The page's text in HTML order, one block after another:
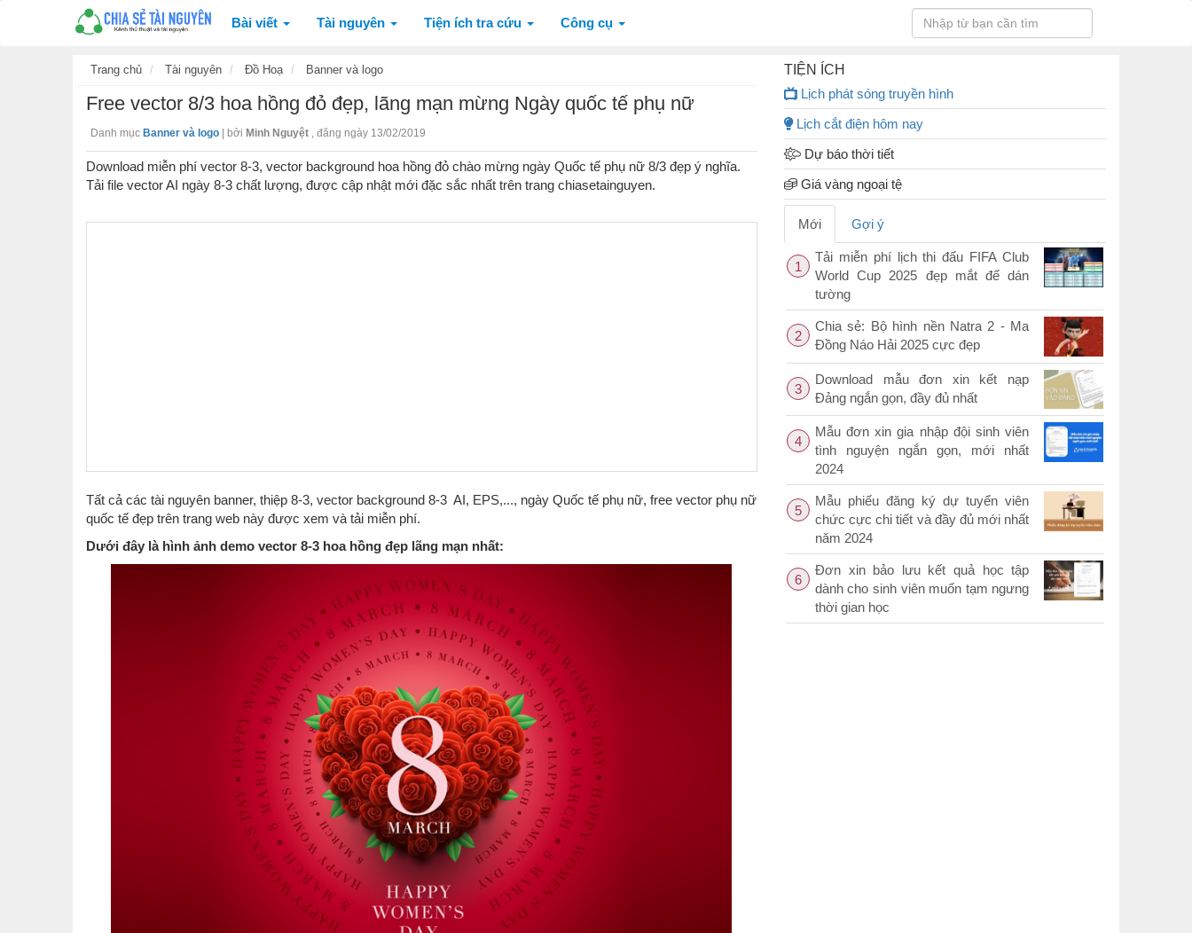
Bài viết Tài nguyên Tiện ích tra cứu Công cụ
Trang chủ Tài nguyên Đồ Hoạ Banner và logo
Free vector 8/3 hoa hồng đỏ đẹp, lãng mạn mừng Ngày quốc tế phụ nữ
Danh mục Banner và logo bởi Minh Nguyệt , đăng ngày 13/02/2019
Download miễn phí vector 8-3, vector background hoa hồng đỏ chào mừng ngày Quốc tế phụ nữ 8/3 đẹp ý nghĩa.
Tải file vector AI ngày 8-3 chất lượng, được cập nhật mới đặc sắc nhất trên trang chiasetainguyen.
Tất cả các tài nguyên banner, thiệp 8-3, vector background 8-3 AI, EPS,..., ngày Quốc tế phụ nữ, free vector phụ nữ
quốc tế đẹp trên trang web này được xem và tải miễn phí.
Dưới đây là hình ảnh demo vector 8-3 hoa hồng đẹp lãng mạn nhất:
TIỆN ÍCH
Lịch phát sóng truyền hình
Lịch cắt điện hôm nay
Dự báo thời tiết
Giá vàng ngoại tệ
Mới Gợi ý
1
Tải miễn phí lịch thi đấu FIFA Club
World Cup 2025 đẹp mắt để dán
tường
2
Chia sẻ: Bộ hình nền Natra 2 - Ma
Đồng Náo Hải 2025 cực đẹp
3
Download mẫu đơn xin kết nạp
Đảng ngắn gọn, đầy đủ nhất
4
Mẫu đơn xin gia nhập đội sinh viên
tình nguyện ngắn gọn, mới nhất
2024
5
Mẫu phiếu đăng ký dự tuyển viên
chức cực chi tiết và đầy đủ mới nhất
năm 2024
6
Đơn xin bảo lưu kết quả học tập
dành cho sinh viên muốn tạm ngưng
thời gian học